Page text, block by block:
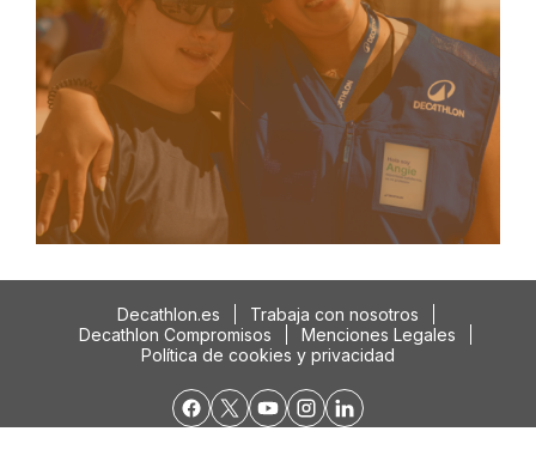
compartir
Decathlon.es
Trabaja con nosotros
Decathlon Compromisos
Menciones Legales
Política de cookies y privacidad